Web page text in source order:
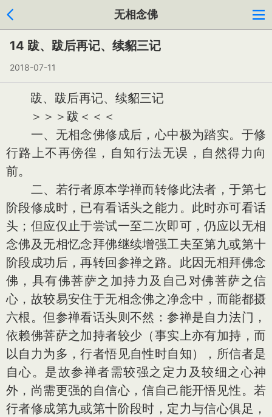
无相念佛
14 跋、跋后再记、续貂三记
2018-07-11
跋、跋后再记、续貂三记
＞＞＞跋＜＜＜
一、无相念佛修成后，心中极为踏实。于修
行路上不再傍徨，自知行法无误，自然得力向
前。
二、若行者原本学禅而转修此法者，于第七
阶段修成时，已有看话头之能力。此时亦可看话
头；但应仅止于尝试一至二次即可，仍应以无相
念佛及无相忆念拜佛继续增强工夫至第九或第十
阶段成功后，再转回参禅之路。此因无相拜佛念
佛，具有佛菩萨之加持力及自己对佛菩萨之信
心，故较易安住于无相念佛之净念中，而能都摄
六根。但参禅看话头则不然：参禅是自力法门，
依赖佛菩萨之加持者较少（事实上亦有加持，而
以自力为多，行者悟见自性时自知），所信者是
自心。是故参禅者需较强之定力及较细之心神
外，尚需更强的自信心，信自己能开悟见性。若
行者修成第九或第十阶段时，定力与信心俱足，